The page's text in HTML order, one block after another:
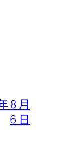
8 月
6 日